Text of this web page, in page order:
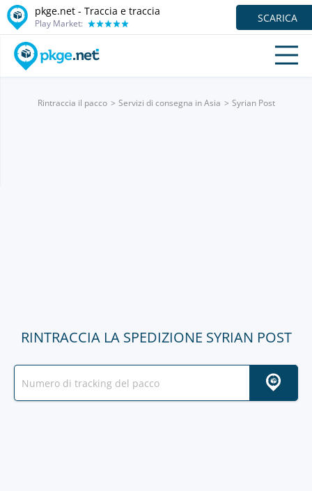
pkge.net - Traccia e traccia
Play Market: SCARICA
Rintraccia il pacco Servizi di consegna in Asia Syrian Post
RINTRACCIA LA SPEDIZIONE SYRIAN POST